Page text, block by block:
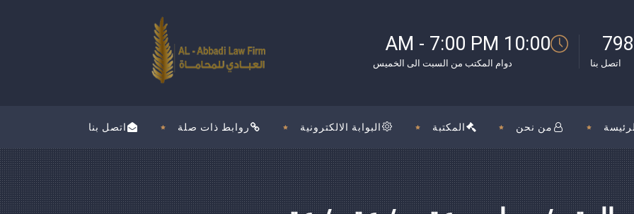
10:00 AM - 7:00 PM
دوام المكتب من السبت الى الخميس اتصل بنا
اتصل بنا روابط ذات صلة البوابة الالكترونية المكتبة من نحن